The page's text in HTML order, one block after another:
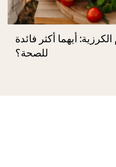
أيهما أكثر فائدة
للصحة؟